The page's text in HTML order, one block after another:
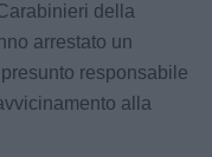
della
arrestato un
responsabile
alla